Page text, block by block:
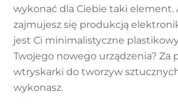
wykonać dla Ciebie taki element.
zajmujesz się produkcją
jest Ci minimalistyczne
Twojego nowego urządzenia? Za
wtryskarki do tworzyw
wykonasz.